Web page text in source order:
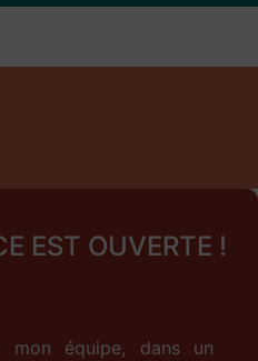
EST OUVERTE !
mon équipe, dans un